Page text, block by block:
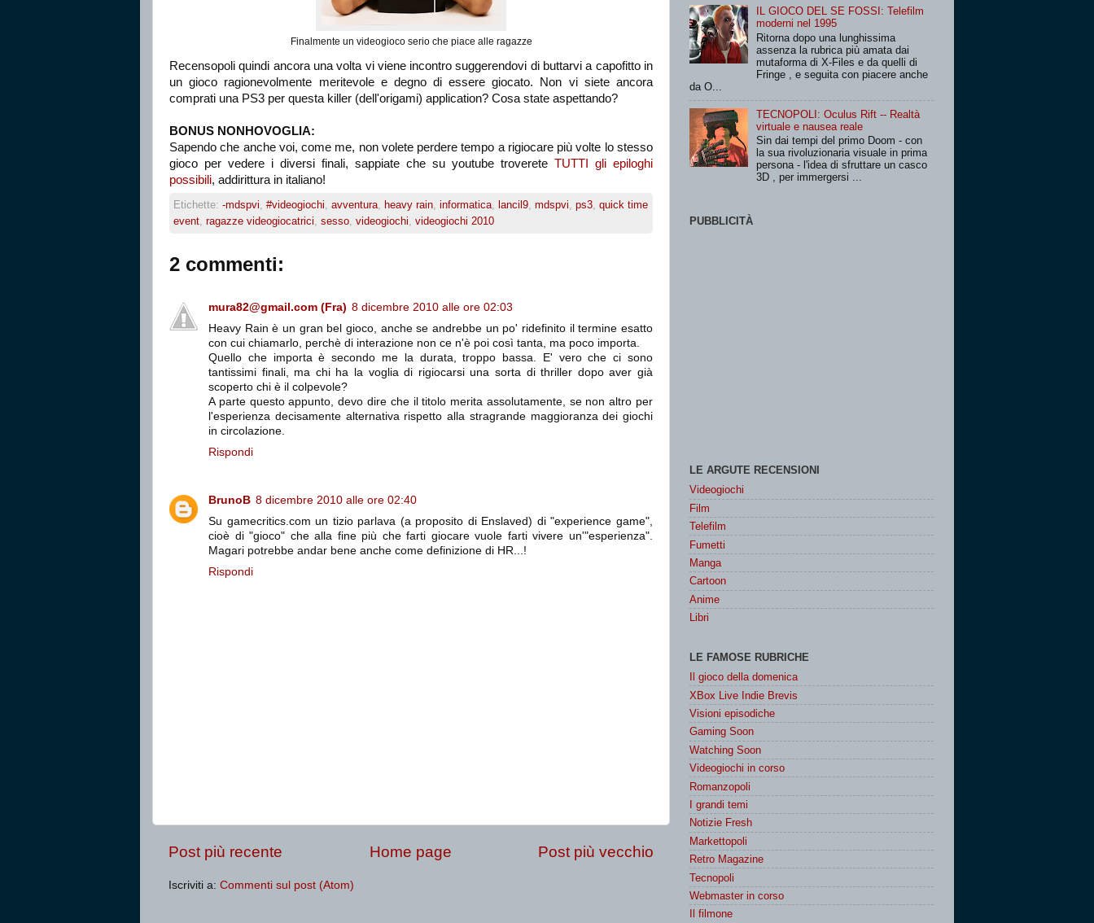
Finalmente un videogioco serio che piace alle ragazze
Recensopoli quindi ancora una volta vi viene incontro suggerendovi di buttarvi a capofitto in
un gioco ragionevolmente meritevole e degno di essere giocato. Non vi siete ancora
comprati una PS3 per questa killer (dell'origami) application? Cosa state aspettando?
BONUS NONHOVOGLIA:
Sapendo che anche voi, come me, non volete perdere tempo a rigiocare più volte lo stesso
gioco per vedere i diversi finali, sappiate che su youtube troverete TUTTI gli epiloghi
possibili, addirittura in italiano!
Etichette: -mdspvi, #videogiochi, avventura, heavy rain, informatica, lancil9, mdspvi, ps3, quick time
event, ragazze videogiocatrici, sesso, videogiochi, videogiochi 2010
2 commenti:
mura82@gmail.com (Fra) 8 dicembre 2010 alle ore 02:03
Heavy Rain è un gran bel gioco, anche se andrebbe un po' ridefinito il termine esatto
con cui chiamarlo, perchè di interazione non ce n'è poi così tanta, ma poco importa.
Quello che importa è secondo me la durata, troppo bassa. E' vero che ci sono
tantissimi finali, ma chi ha la voglia di rigiocarsi una sorta di thriller dopo aver già
scoperto chi è il colpevole?
A parte questo appunto, devo dire che il titolo merita assolutamente, se non altro per
l'esperienza decisamente alternativa rispetto alla stragrande maggioranza dei giochi
in circolazione.
Rispondi
BrunoB 8 dicembre 2010 alle ore 02:40
Su gamecritics.com un tizio parlava (a proposito di Enslaved) di "experience game",
cioè di "gioco" che alla fine più che farti giocare vuole farti vivere un'"esperienza".
Magari potrebbe andar bene anche come definizione di HR...!
Rispondi
Post più recente Post più vecchio
Home page
Iscriviti a: Commenti sul post (Atom)
IL GIOCO DEL SE FOSSI: Telefilm
moderni nel 1995
Ritorna dopo una lunghissima
assenza la rubrica più amata dai
mutaforma di X-Files e da quelli di
Fringe , e seguita con piacere anche
da O...
TECNOPOLI: Oculus Rift -- Realtà
virtuale e nausea reale
Sin dai tempi del primo Doom - con
la sua rivoluzionaria visuale in prima
persona - l'idea di sfruttare un casco
3D , per immergersi ...
PUBBLICITÀ
LE ARGUTE RECENSIONI
Videogiochi
Film
Telefilm
Fumetti
Manga
Cartoon
Anime
Libri
LE FAMOSE RUBRICHE
Il gioco della domenica
XBox Live Indie Brevis
Visioni episodiche
Gaming Soon
Watching Soon
Videogiochi in corso
Romanzopoli
I grandi temi
Notizie Fresh
Markettopoli
Retro Magazine
Tecnopoli
Webmaster in corso
Il filmone